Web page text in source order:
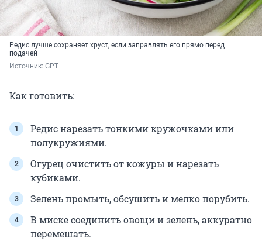
Редис лучше сохраняет хруст, если заправлять его прямо перед
подачей
Источник: GPT
Как готовить:
Редис нарезать тонкими кружочками или
полукружиями.
Огурец очистить от кожуры и нарезать
кубиками.
Зелень промыть, обсушить и мелко порубить.
В миске соединить овощи и зелень, аккуратно
перемешать.